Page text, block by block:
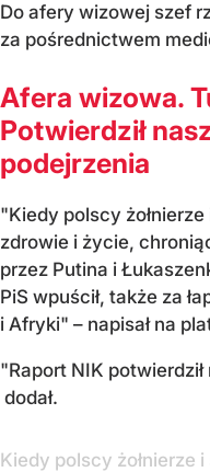
Do afery wizowej szef
za pośrednictwem
Afera wizowa.
Potwierdził
podejrzenia
"Kiedy polscy
zdrowie i życie,
przez Putina i
PiS wpuścił, także za
i Afryki" – napisał na
"Raport NIK
dodał.
Kiedy polscy żołnierze